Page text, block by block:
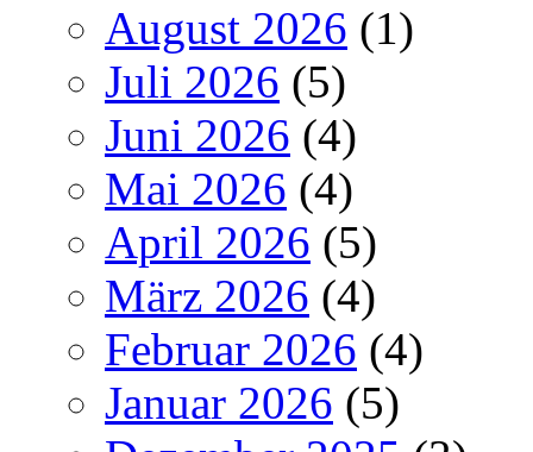
August 2026 (1)
Juli 2026 (5)
Juni 2026 (4)
Mai 2026 (4)
April 2026 (5)
März 2026 (4)
Februar 2026 (4)
Januar 2026 (5)